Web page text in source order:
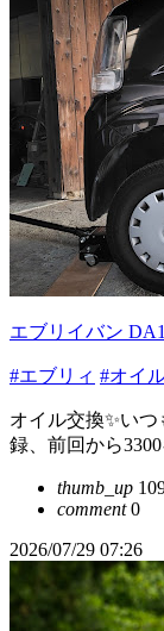
エブリイバン
#エブリィ #オイ
オイル交換✨い
録、前回から
thumb_up
comment0
2026/07/29 07:26